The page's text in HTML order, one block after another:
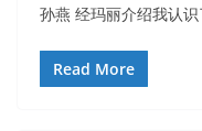
孙燕 经玛丽介绍我认
Read More